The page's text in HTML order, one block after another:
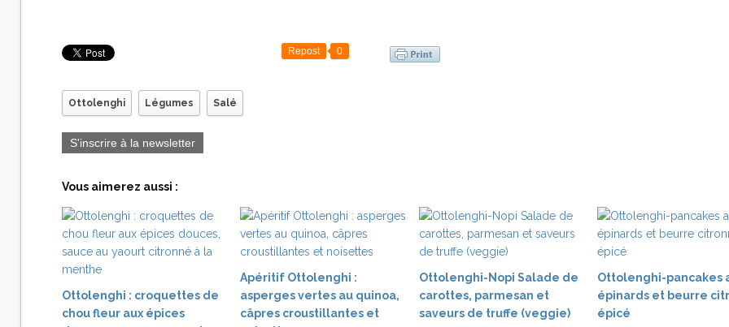
Repost 0
Ottolenghi Légumes Salé
S'inscrire à la newsletter
Vous aimerez aussi :
Ottolenghi : croquettes de
chou fleur aux épices
Apéritif Ottolenghi :
asperges vertes au quinoa,
câpres croustillantes et
Ottolenghi-Nopi Salade de
carottes, parmesan et
saveurs de truffe (veggie)
Ottolenghi-pancakes
épinards et beurre
épicé